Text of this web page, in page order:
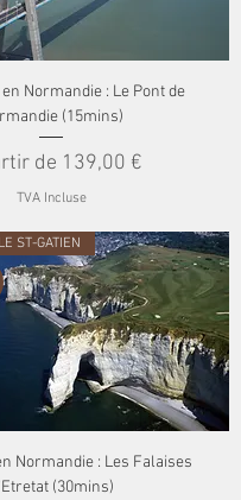
Normandie : Le Pont de
(15mins)
de 139,00 €
TVA Incluse
ST-GATIEN
Normandie : Les Falaises
(30mins)